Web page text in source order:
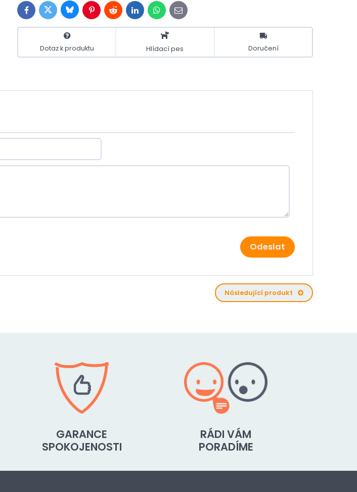
FacebookTwitterBlueskyPinterestRedditLinkedInWhatsApp
E-
mail
Dotaz k produktu Hlídací pes Doručení
Odeslat
Následující produkt
GARANCE
SPOKOJENOSTI
RÁDI VÁM
PORADÍME